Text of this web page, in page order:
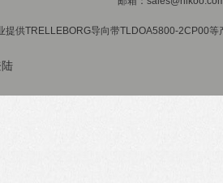
提供TRELLEBORG导向带TLDOA5800-2CP00